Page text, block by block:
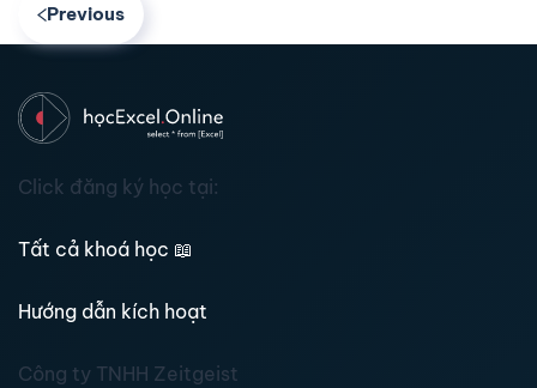
Previous
Click đăng ký học tại:
Tất cả khoá học 📖
Hướng dẫn kích hoạt
Công ty TNHH Zeitgeist